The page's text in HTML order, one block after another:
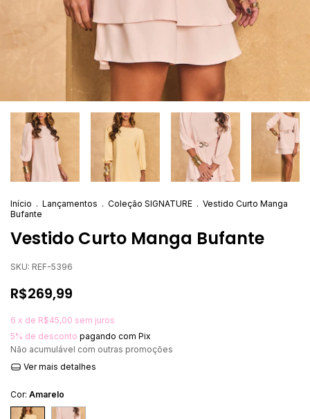
Início . Lançamentos . Coleção SIGNATURE . Vestido Curto Manga
Bufante
Vestido Curto Manga Bufante
SKU: REF-5396
R$269,99
6 x de R$45,00 sem juros
5% de desconto pagando com Pix
Não acumulável com outras promoções
Ver mais detalhes
Cor: Amarelo